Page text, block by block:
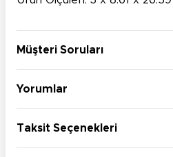
Müşteri Soruları
Yorumlar
Taksit Seçenekleri